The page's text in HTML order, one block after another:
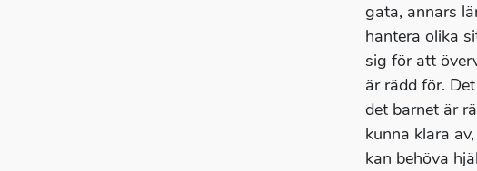
gata, annars
hantera olika
sig för att
är rädd för.
det barnet är
kunna klara
kan behöva